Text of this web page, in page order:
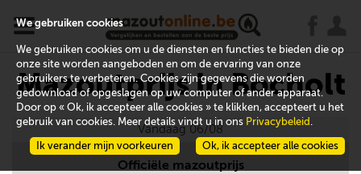
x
Mazoutprijs in Bocholt
Vandaag 06/08
Officiële mazoutprijs
We gebruiken cookies
We gebruiken cookies om u de diensten en functies te bieden die op
onze site worden aangeboden en om de ervaring van onze
gebruikers te verbeteren. Cookies zijn gegevens die worden
gedownload of opgeslagen op uw computer of ander apparaat.
Door op « Ok, ik accepteer alle cookies » te klikken, accepteert u het
gebruik van cookies. Meer details vindt u in ons Privacybeleid .
Ok, ik accepteer alle cookies
Ik verander mijn voorkeuren